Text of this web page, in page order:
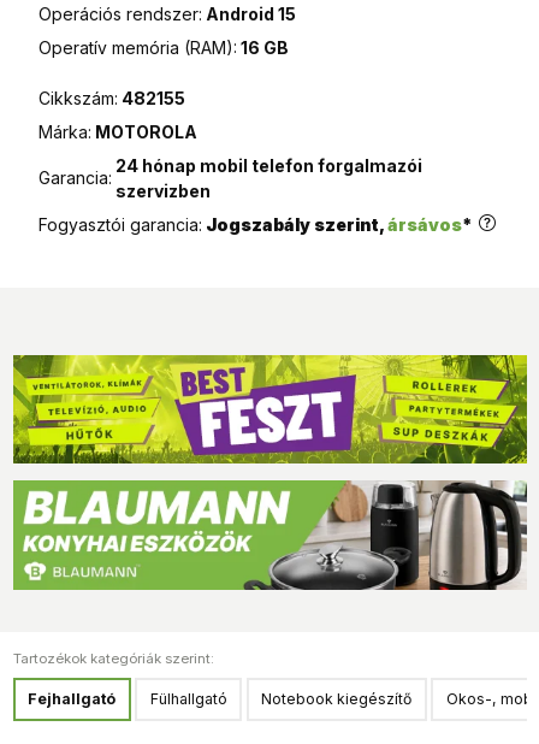
Operációs rendszer: Android 15
Operatív memória (RAM): 16 GB
Cikkszám: 482155
Márka: MOTOROLA
Garancia:
24 hónap mobil telefon forgalmazói
szervizben
Fogyasztói garancia: Jogszabály szerint,ársávos*
Tartozékok kategóriák szerint:
Fejhallgató Fülhallgató Notebook kiegészítő Okos-,